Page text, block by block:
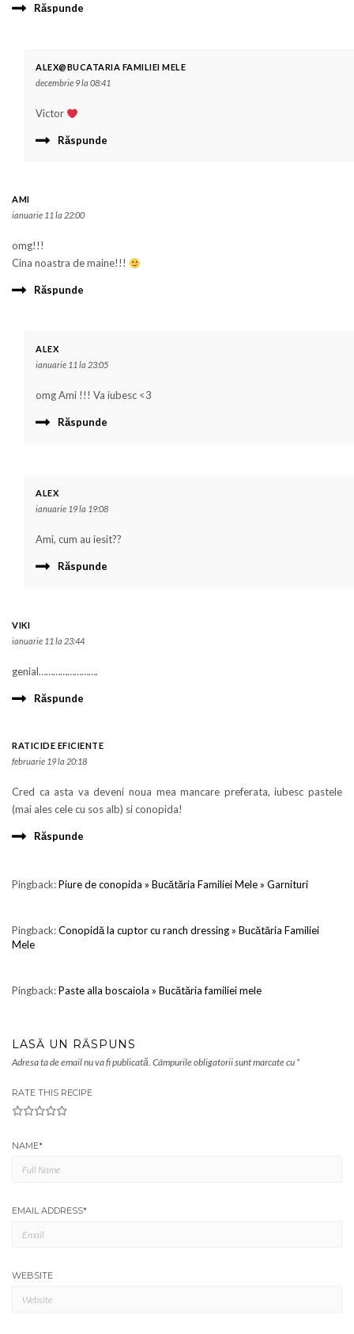
Răspunde
ALEX@BUCATARIA FAMILIEI MELE
decembrie 9 la 08:41
Victor
Răspunde
AMI
ianuarie 11 la 22:00
omg!!!
Cina noastra de maine!!!
Răspunde
ALEX
ianuarie 11 la 23:05
omg Ami !!! Va iubesc <3
Răspunde
ALEX
ianuarie 19 la 19:08
Ami, cum au iesit??
Răspunde
VIKI
ianuarie 11 la 23:44
genial…………………….
Răspunde
RATICIDE EFICIENTE
februarie 19 la 20:18
Cred ca asta va deveni noua mea mancare preferata, iubesc pastele
(mai ales cele cu sos alb) si conopida!
Răspunde
Pingback:Piure de conopida » Bucătăria Familiei Mele » Garnituri
Pingback:Conopidă la cuptor cu ranch dressing » Bucătăria Familiei
Mele
Pingback:Paste alla boscaiola » Bucătăria familiei mele
LASĂ UN RĂSPUNS
Adresa ta de email nu va fi publicată. Câmpurile obligatorii sunt marcate cu *
RATE THIS RECIPE
5
4
3
2
NAME*
EMAIL ADDRESS*
WEBSITE